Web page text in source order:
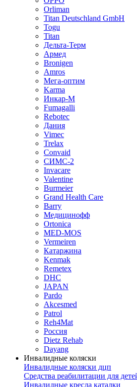
Orliman
Titan Deutschland GmbH
Togu
Titan
Дельта-Терм
Армед
Bronigen
Amros
Мега-оптим
Karma
Инкар-М
Fumagalli
Rebotec
Дания
Vimec
Trelax
Convaid
СИМС-2
Invacare
Valentine
Burmeier
Grand Health Care
Barry
Медицинофф
Ortonica
MED-MOS
Vermeiren
Катаржина
Kenmak
Remetex
DHC
JAPAN
Pardo
Akcesmed
Patrol
Reh4Mat
Россия
Dietz Rehab
Dayang
Инвалидные коляски
Инвалидные коляски дцп
Средства реабилитации для
Инвалидные кресла каталки